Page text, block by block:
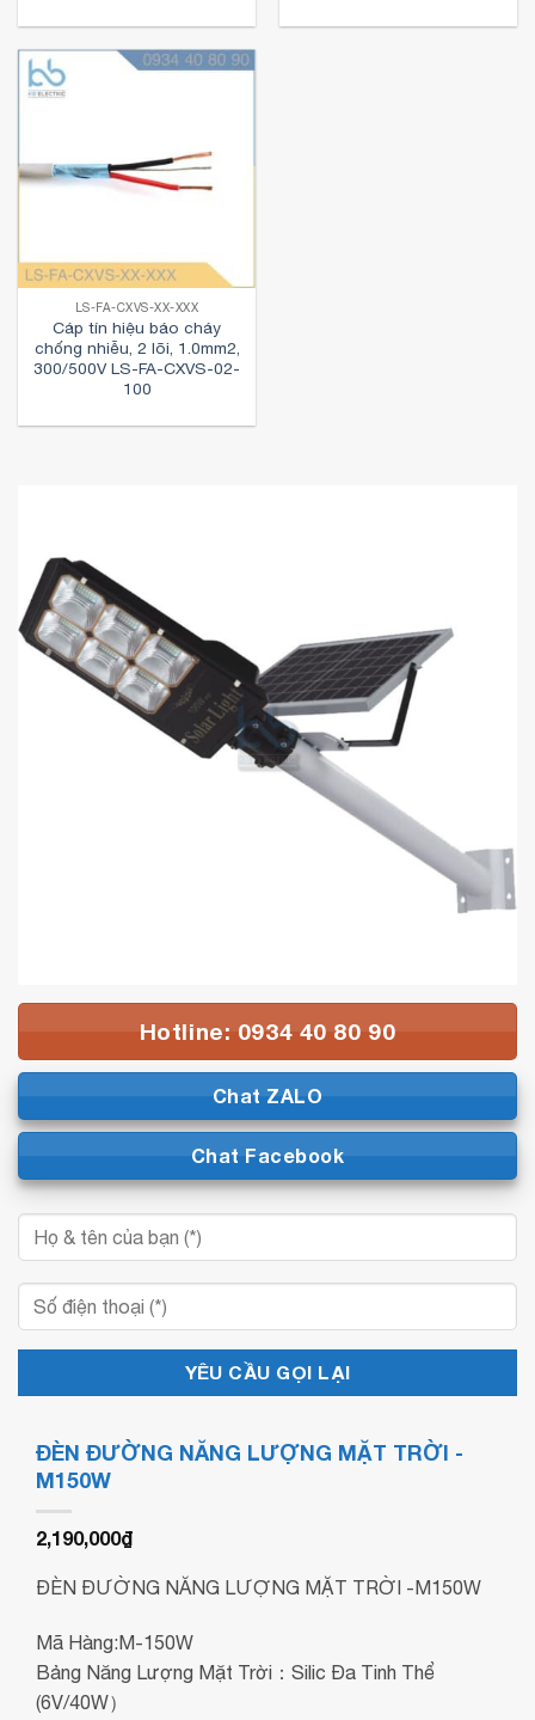
LS-FA-CXVS-XX-XXX
Cáp tín hiệu báo cháy
chống nhiễu, 2 lõi, 1.0mm2,
300/500V LS-FA-CXVS-02-
100
Hotline: 0934 40 80 90
Chat ZALO
Chat Facebook
ĐÈN ĐƯỜNG NĂNG LƯỢNG MẶT TRỜI -
M150W
2,190,000₫
ĐÈN ĐƯỜNG NĂNG LƯỢNG MẶT TRỜI -M150W
Mã Hàng:M-150W
Bảng Năng Lượng Mặt Trời：Silic Đa Tinh Thể
(6V/40W）